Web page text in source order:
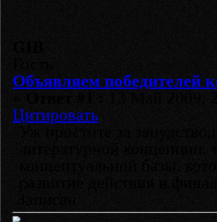
GIB
Гость
Объявляем победителей
«Ответ #1 :13 Май 2009,
Цитировать
Уж простите за
литературной концепции.
концептуальной базы,
развитие действия и
Записан